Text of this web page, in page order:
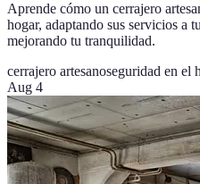
Aprende cómo un cerrajero
hogar, adaptando sus servicios a
mejorando tu tranquilidad.
cerrajero artesanoseguridad en el
Aug 4